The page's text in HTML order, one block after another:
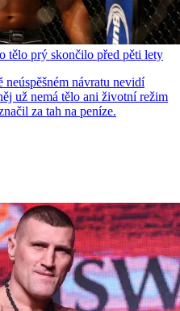
tělo prý skončilo před pěti lety
návratu nevidí
už nemá tělo ani životní režim
za tah na peníze.